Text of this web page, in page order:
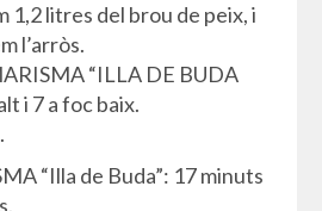
1,2 litres del brou de peix, i
l’arròs.
“ILLA DE BUDA
i 7 a foc baix.
“Illa de Buda”: 17 minuts